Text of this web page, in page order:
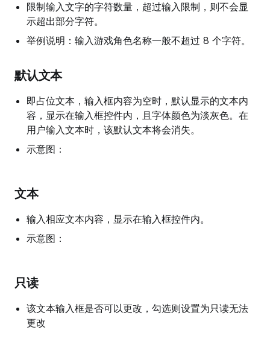
限制输入文字的字符数量，超过输入限制，则不会显
示超出部分字符。
举例说明：输入游戏角色名称一般不超过 8 个字符。
默认文本
即占位文本，输入框内容为空时，默认显示的文本内
容，显示在输入框控件内，且字体颜色为淡灰色。在
用户输入文本时，该默认文本将会消失。
示意图：
文本
输入相应文本内容，显示在输入框控件内。
示意图：
只读
该文本输入框是否可以更改，勾选则设置为只读无法
更改